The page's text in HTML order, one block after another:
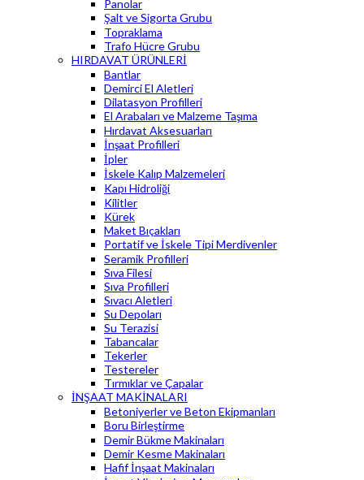
Panolar
Şalt ve Sigorta Grubu
Topraklama
Trafo Hücre Grubu
HIRDAVAT ÜRÜNLERİ
Bantlar
Demirci El Aletleri
Dilatasyon Profilleri
El Arabaları ve Malzeme Taşıma
Hırdavat Aksesuarları
İnşaat Profilleri
İpler
İskele Kalıp Malzemeleri
Kapı Hidroliği
Kilitler
Kürek
Maket Bıçakları
Portatif ve İskele Tipi Merdivenler
Seramik Profilleri
Sıva Filesi
Sıva Profilleri
Sıvacı Aletleri
Su Depoları
Su Terazisi
Tabancalar
Tekerler
Testereler
Tırmıklar ve Çapalar
İNŞAAT MAKİNALARI
Betoniyerler ve Beton Ekipmanları
Boru Birleştirme
Demir Bükme Makinaları
Demir Kesme Makinaları
Hafif İnşaat Makinaları